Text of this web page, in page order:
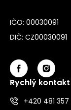
IČO: 00030091
DIČ: CZ00030091
Rychlý kontakt
+420 481 357